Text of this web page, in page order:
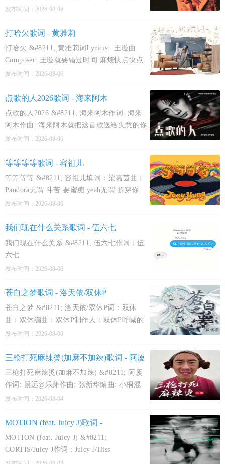
Ninos Hanna/CX LucasKeep it realKeep it real
go outMy face begins to change the mask it
发布时间：2026-08-06
打哈欠歌词 - 黄雅莉
打哈欠 &#8211; 黄雅莉词Lyricist: 王璇曲
Composer: 王璇就要错过时间 麻烦快点快点
他说马上出现 估计还没出房间坐在公园里面
开的花店 贩卖朵朵新鲜做个生活导演 记录幸
福
发布时间：2026-08-06
点歌的人2026歌词 - 海来阿木
点歌的人2026 &#8211; 海来阿木作词: 海来
阿木作曲: 海来阿木就把这首歌送给失意的你
是喜是悲尘缘注定不折磨自己就把这首歌送
啦啦啦啦啦啦啦哦阿巴啊巴巴啦啦啦啦啦啦
啦噢噢
发布时间：2026-08-06
等等等等歌词 - 容祖儿
等等等等 &#8211; 容祖儿填词：梁嘉茵曲：
Pandora无谓 斗苦 要蜜糖 yeah无谓 拆穿你
扮忙 oh明明 很想偷看 爱神睡过的床想不容
都配合我恋 爱 到有点蹉跎 照上宝座曾经 委
屈 过
发布时间：2026-08-06
我们现在什么关系歌词 - 伍六七
我们现在什么关系 &#8211; 伍六七作词：伍
六七
作曲：伍六七
我们现在什么关系
视为朋友还是恋人
想占有却没身份
我陪你一起失眠
暧昧/陌生
都在我们之间
f…
你喜欢过我
发布时间：2026-08-06
苍白之梦歌词 - 洛天依/双休P
苍白之梦 &#8211; 洛天依/双休P词：双休
曲：双休编曲：双休P制作人：双休P呼喊的
声音逐渐被眼前的雾撕裂伸出手来 迎接也没
的每个地方跳进影子 便再也不能够感受到自
己的存在不时发散
发布时间：2026-08-06
三枪打死麻辣烫(加麻不加辣)歌词 - 阿厦
三枪打死麻辣烫(加麻不加辣) &#8211; 阿厦
作词: 晨远@乐芽作曲: 张新华编曲: 小桐混
音: 小桐加麻不加辣 加麻不加辣哦加麻不加
啪不加不加 我啪啪啪啪啪不加不加不加 我啪
啪
发布时间：2026-08-04
MOTION (feat. Juicy J)歌词 -
CORTIS/Juicy J
MOTION (feat. Juicy J) &#8211;
CORTIS/Juicy J作词 : Juicy J/Hiss
noise/Supreme Boi/MARTIN/Derrick